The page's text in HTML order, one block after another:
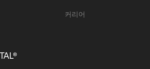
커리어